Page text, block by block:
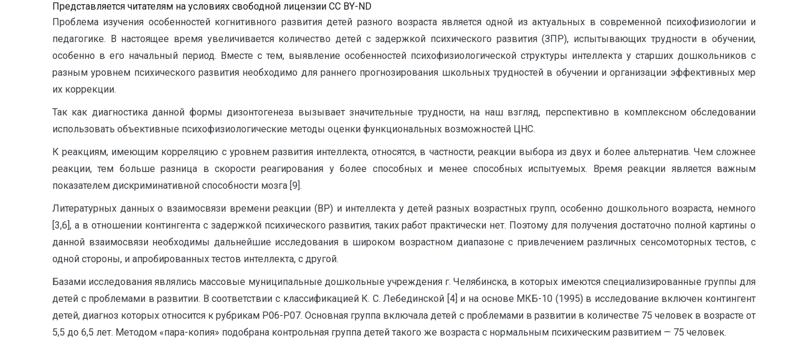
Представляется читателям на условиях свободной лицензии CC BY-ND
Проблема изучения особенностей когнитивного развития детей разного возраста является одной из актуальных в современной психофизиологии и
педагогике. В настоящее время увеличивается количество детей с задержкой психического развития (ЗПР), испытывающих трудности в обучении,
особенно в его начальный период. Вместе с тем, выявление особенностей психофизиологической структуры интеллекта у старших дошкольников с
разным уровнем психического развития необходимо для раннего прогнозирования школьных трудностей в обучении и организации эффективных мер
их коррекции.
Так как диагностика данной формы дизонтогенеза вызывает значительные трудности, на наш взгляд, перспективно в комплексном обследовании
использовать объективные психофизиологические методы оценки функциональных возможностей ЦНС.
К реакциям, имеющим корреляцию с уровнем развития интеллекта, относятся, в частности, реакции выбора из двух и более альтернатив. Чем сложнее
реакции, тем больше разница в скорости реагирования у более способных и менее способных испытуемых. Время реакции является важным
показателем дискриминативной способности мозга [9].
Литературных данных о взаимосвязи времени реакции (ВР) и интеллекта у детей разных возрастных групп, особенно дошкольного возраста, немного
[3,6], а в отношении контингента с задержкой психического развития, таких работ практически нет. Поэтому для получения достаточно полной картины о
данной взаимосвязи необходимы дальнейшие исследования в широком возрастном диапазоне с привлечением различных сенсомоторных тестов, с
одной стороны, и апробированных тестов интеллекта, с другой.
Базами исследования являлись массовые муниципальные дошкольные учреждения г. Челябинска, в которых имеются специализированные группы для
детей с проблемами в развитии. В соответствии с классификацией К. С. Лебединской [4] и на основе МКБ-10 (1995) в исследование включен контингент
детей, диагноз которых относится к рубрикам Р06-Р07. Основная группа включала детей с проблемами в развитии в количестве 75 человек в возрасте от
5,5 до 6,5 лет. Методом «пара-копия» подобрана контрольная группа детей такого же возраста с нормальным психическим развитием — 75 человек.